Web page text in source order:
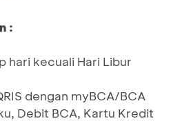
:
hari kecuali Hari Libur
dengan myBCA/BCA
Debit BCA, Kartu Kredit